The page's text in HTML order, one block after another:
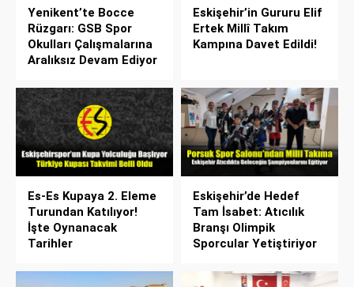
Yenikent’te Bocce
Rüzgarı: GSB Spor
Okulları Çalışmalarına
Aralıksız Devam Ediyor
Eskişehir’in Gururu Elif
Ertek Millî Takım
Kampına Davet Edildi!
Es-Es Kupaya 2. Eleme
Turundan Katılıyor!
İşte Oynanacak
Tarihler
Eskişehir’de Hedef
Tam İsabet: Atıcılık
Branşı Olimpik
Sporcular Yetiştiriyor